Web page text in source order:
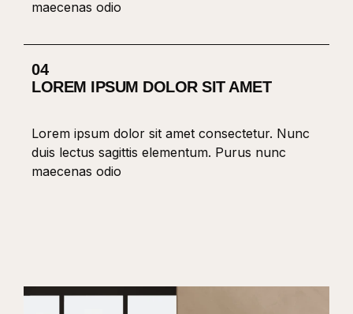
maecenas odio
04
LOREM IPSUM DOLOR SIT AMET
Lorem ipsum dolor sit amet consectetur. Nunc
duis lectus sagittis elementum. Purus nunc
maecenas odio